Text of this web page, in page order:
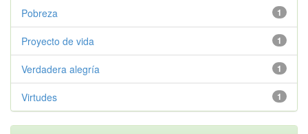
1
Pobreza
1
Proyecto de vida
1
Verdadera alegría
1
Virtudes